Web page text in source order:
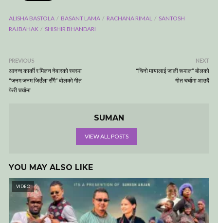
ALISHA BASTOLA BASANT LAMA RACHANA RIMAL
SANTOSH
RAJBAHAK
SHISHIR BHANDARI
PREVIOUS
आनन्द कार्की र मिलन नेवारको स्वरमा
“जनम जनम जिउँला सँगै” बोलको गीत
फेरी चर्चामा
NEXT
“चिनो मायालाई जाली रूमाल” बोलको
गीत चर्चामा आउदै
SUMAN
VIEW ALL POSTS
YOU MAY ALSO LIKE
VIDEO